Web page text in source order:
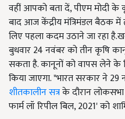
वहीं आपको बता दें, पीएम मोदी
बाद आज केंद्रीय मंत्रिमंडल बैठक
लिए पहला कदम उठाने जा रहा
बुधवार 24 नवंबर को तीन कृषि
सकता है. कानूनों को वापस लेने के
किया जाएगा. "भारत सरकार ने
शीतकालीन सत्रके दौरान लोकसभा
फार्म लॉ रिपील बिल, 2021' को